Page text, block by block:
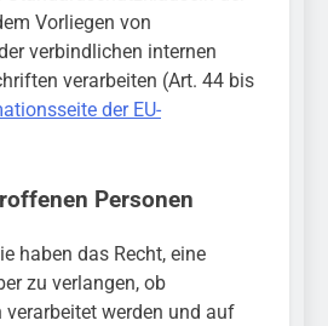
Vorliegen von
verbindlichen internen
verarbeiten (Art. 44 bis
der EU-
Personen
haben das Recht, eine
zu verlangen, ob
verarbeitet werden und auf